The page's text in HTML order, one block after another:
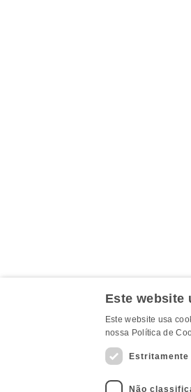
MAPA DO SITE
Este website
Este website usa
nossa Política de
Estritamente
Não